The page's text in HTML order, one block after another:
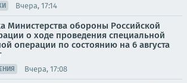
Вчера, 17:14
Министерства обороны Российской
о ходе проведения специальной
операции по состоянию на 6 августа
Вчера, 17:08